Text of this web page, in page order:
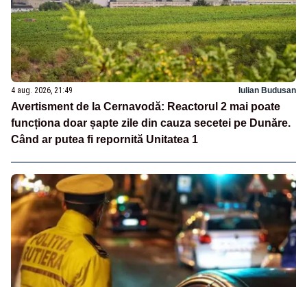
4 aug. 2026, 21:49 Iulian Budusan
Avertisment de la Cernavodă: Reactorul 2 mai poate
funcționa doar șapte zile din cauza secetei pe Dunăre.
Când ar putea fi repornită Unitatea 1